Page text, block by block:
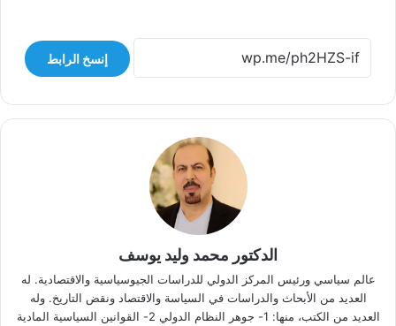
إنسخ الرابط
الدكتور محمد وليد يوسف
عالم سياسي ورئيس المركز الدولي للدراسات الجيوسياسية والاقتصادية. له
العديد من الأبحاث والدراسات في السياسة والاقتصاد ونقض التاريخ. وله
العديد من الكتب، منها: 1- جوهر النظام الدولي 2- القوانين السياسية المادية